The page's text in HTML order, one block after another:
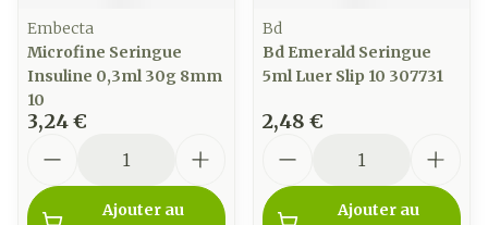
Embecta
Microfine Seringue
Insuline 0,3ml 30g 8mm
10
3,24 €
Ajouter au
Bd
Bd Emerald Seringue
5ml Luer Slip 10 307731
2,48 €
Ajouter au